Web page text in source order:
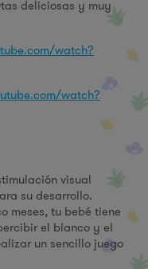
deliciosas y muy
watch?
watch?
visual
su desarrollo.
meses, tu bebé tiene
el blanco y el
un sencillo juego